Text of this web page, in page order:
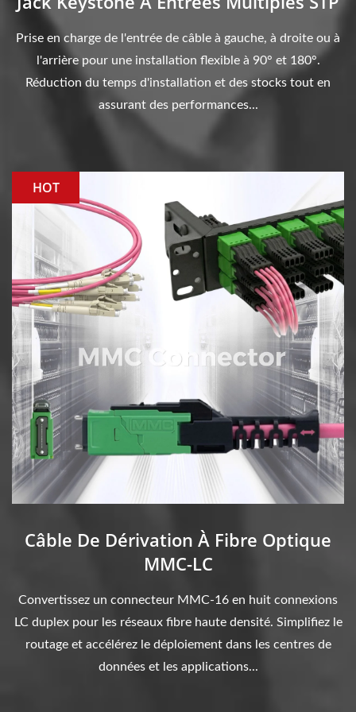
Prise en charge de l'entrée de câble à gauche, à droite ou à
l'arrière pour une installation flexible à 90° et 180°.
Réduction du temps d'installation et des stocks tout en
assurant des performances...
HOT
Câble De Dérivation À Fibre Optique
MMC-LC
Convertissez un connecteur MMC-16 en huit connexions
LC duplex pour les réseaux fibre haute densité. Simplifiez le
routage et accélérez le déploiement dans les centres de
données et les applications...